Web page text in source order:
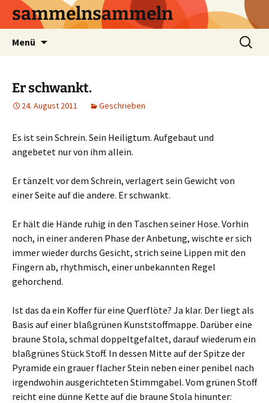
sammelnsammeln
Menü
Suchen
nach:
Er schwankt.
24. August 2011 Geschrieben
Es ist sein Schrein. Sein Heiligtum. Aufgebaut und
angebetet nur von ihm allein.
Er tänzelt vor dem Schrein, verlagert sein Gewicht von
einer Seite auf die andere. Er schwankt.
Er hält die Hände ruhig in den Taschen seiner Hose. Vorhin
noch, in einer anderen Phase der Anbetung, wischte er sich
immer wieder durchs Gesicht, strich seine Lippen mit den
Fingern ab, rhythmisch, einer unbekannten Regel
gehorchend.
Ist das da ein Koffer für eine Querflöte? Ja klar. Der liegt als
Basis auf einer blaßgrünen Kunststoffmappe. Darüber eine
braune Stola, schmal doppeltgefaltet, darauf wiederum ein
blaßgrünes Stück Stoff. In dessen Mitte auf der Spitze der
Pyramide ein grauer flacher Stein neben einer penibel nach
irgendwohin ausgerichteten Stimmgabel. Vom grünen Stoff
reicht eine dünne Kette auf die braune Stola hinunter: